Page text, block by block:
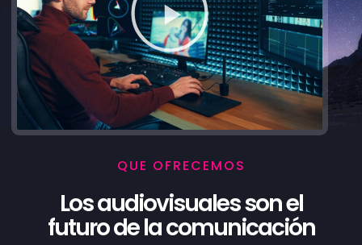
QUE OFRECEMOS
Los audiovisuales son el
futuro de la comunicación